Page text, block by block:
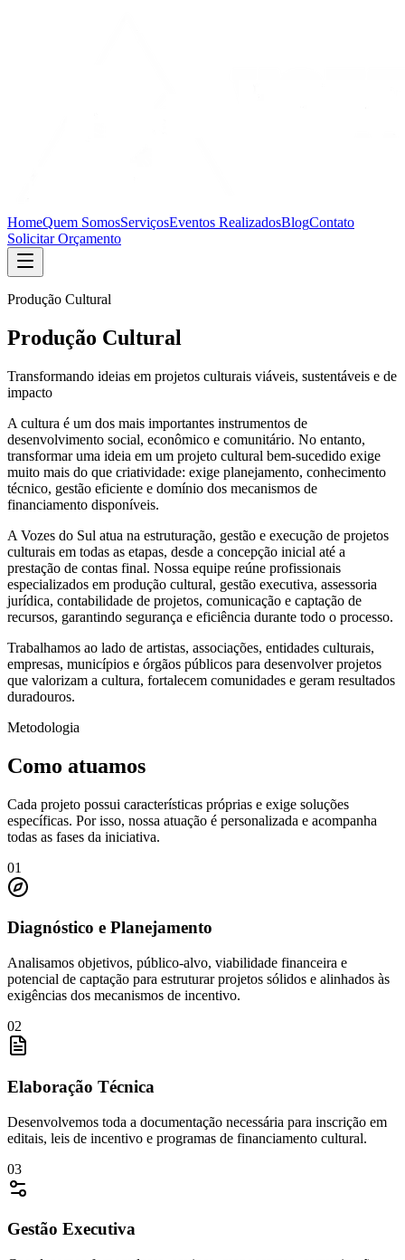
HomeQuem SomosServiçosEventos RealizadosBlogContato
Solicitar Orçamento
Produção Cultural
Produção Cultural
Transformando ideias em projetos culturais viáveis, sustentáveis e de
impacto
A cultura é um dos mais importantes instrumentos de
desenvolvimento social, econômico e comunitário. No entanto,
transformar uma ideia em um projeto cultural bem-sucedido exige
muito mais do que criatividade: exige planejamento, conhecimento
técnico, gestão eficiente e domínio dos mecanismos de
financiamento disponíveis.
A Vozes do Sul atua na estruturação, gestão e execução de projetos
culturais em todas as etapas, desde a concepção inicial até a
prestação de contas final. Nossa equipe reúne profissionais
especializados em produção cultural, gestão executiva, assessoria
jurídica, contabilidade de projetos, comunicação e captação de
recursos, garantindo segurança e eficiência durante todo o processo.
Trabalhamos ao lado de artistas, associações, entidades culturais,
empresas, municípios e órgãos públicos para desenvolver projetos
que valorizam a cultura, fortalecem comunidades e geram resultados
duradouros.
Metodologia
Como atuamos
Cada projeto possui características próprias e exige soluções
específicas. Por isso, nossa atuação é personalizada e acompanha
todas as fases da iniciativa.
01
Diagnóstico e Planejamento
Analisamos objetivos, público-alvo, viabilidade financeira e
potencial de captação para estruturar projetos sólidos e alinhados às
exigências dos mecanismos de incentivo.
02
Elaboração Técnica
Desenvolvemos toda a documentação necessária para inscrição em
editais, leis de incentivo e programas de financiamento cultural.
03
Gestão Executiva